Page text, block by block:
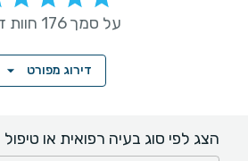
על סמך 176 חוות דעת
דירוג מפורט
הצג לפי סוג בעיה רפואית או טיפול